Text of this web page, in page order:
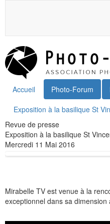
Accueil Photo-Forum
Exposition à la basilique St
Revue de presse
Exposition à la basilique St
Mercredi 11 Mai 2016
Mirabelle TV est venue à la
exceptionnel dans sa